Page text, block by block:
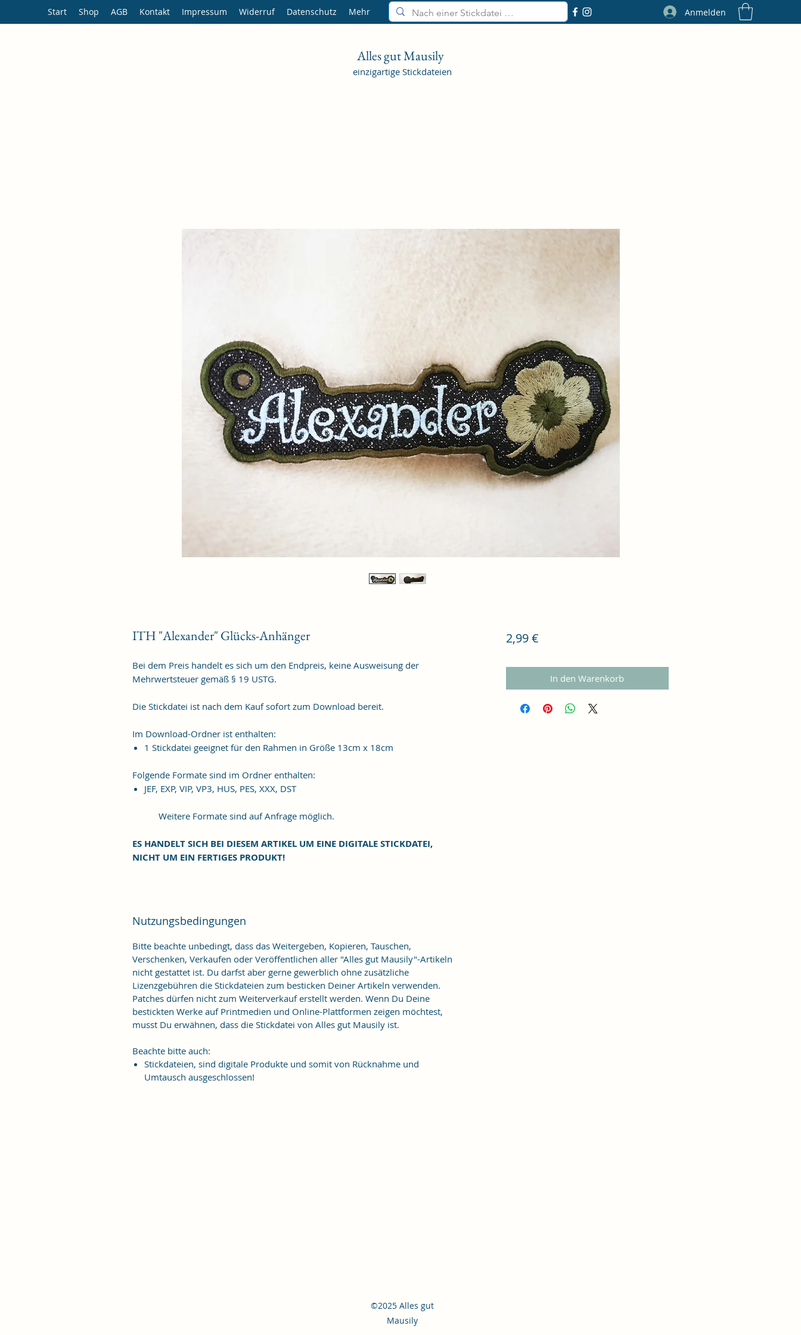
Alles gut Mausily
einzigartige Stickdateien
Start Shop AGB Kontakt Impressum Widerruf Datenschutz Mehr Anmelden
ITH "Alexander" Glücks-Anhänger
Bei dem Preis handelt es sich um den Endpreis, keine Ausweisung der
Mehrwertsteuer gemäß § 19 USTG.
Die Stickdatei ist nach dem Kauf sofort zum Download bereit.
Im Download-Ordner ist enthalten:
1 Stickdatei geeignet für den Rahmen in Größe 13cm x 18cm
Folgende Formate sind im Ordner enthalten:
JEF, EXP, VIP, VP3, HUS, PES, XXX, DST
Weitere Formate sind auf Anfrage möglich.
ES HANDELT SICH BEI DIESEM ARTIKEL UM EINE DIGITALE STICKDATEI,
NICHT UM EIN FERTIGES PRODUKT!
Nutzungsbedingungen
Bitte beachte unbedingt, dass das Weitergeben, Kopieren, Tauschen,
Verschenken, Verkaufen oder Veröffentlichen aller "Alles gut Mausily"-Artikeln
nicht gestattet ist. Du darfst aber gerne gewerblich ohne zusätzliche
Lizenzgebühren die Stickdateien zum besticken Deiner Artikeln verwenden.
Patches dürfen nicht zum Weiterverkauf erstellt werden. Wenn Du Deine
bestickten Werke auf Printmedien und Online-Plattformen zeigen möchtest,
musst Du erwähnen, dass die Stickdatei von Alles gut Mausily ist.
Beachte bitte auch:
Stickdateien, sind digitale Produkte und somit von Rücknahme und
Umtausch ausgeschlossen!
2,99 €Preis
In den Warenkorb
©2025 Alles gut
Mausily